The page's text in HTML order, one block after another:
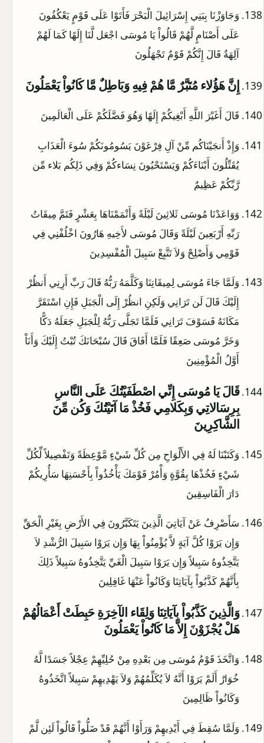
وَجَاوَزْنَا بِبَنِي إِسْرَائِيلَ الْبَحْرَ فَأَتَوْا عَلَى قَوْمٍ يَعْكُفُونَ
عَلَى أَصْنَامٍ لَّهُمْ قَالُواْ يَا مُوسَى اجْعَل لَّنَا إِلَهًا كَمَا لَهُمْ
آلِهَةٌ قَالَ إِنَّكُمْ قَوْمٌ تَجْهَلُونَ
إِنَّ هَؤُلاء مُتَبَّرٌ مَّا هُمْ فِيهِ وَبَاطِلٌ مَّا كَانُواْ يَعْمَلُونَ
قَالَ أَغَيْرَ اللَّهِ أَبْغِيكُمْ إِلَهًا وَهُوَ فَضَّلَكُمْ عَلَى الْعَالَمِينَ
وَإِذْ أَنجَيْنَاكُم مِّنْ آلِ فِرْعَوْنَ يَسُومُونَكُمْ سُوءَ الْعَذَابِ
يُقَتِّلُونَ أَبْنَاءَكُمْ وَيَسْتَحْيُونَ نِسَاءكُمْ وَفِي ذَلِكُم بَلاء مِّن
رَّبِّكُمْ عَظِيمٌ
وَوَاعَدْنَا مُوسَى ثَلاثِينَ لَيْلَةً وَأَتْمَمْنَاهَا بِعَشْرٍ فَتَمَّ مِيقَاتُ
رَبِّهِ أَرْبَعِينَ لَيْلَةً وَقَالَ مُوسَى لأَخِيهِ هَارُونَ اخْلُفْنِي فِي
قَوْمِي وَأَصْلِحْ وَلاَ تَتَّبِعْ سَبِيلَ الْمُفْسِدِينَ
وَلَمَّا جَاءَ مُوسَى لِمِيقَاتِنَا وَكَلَّمَهُ رَبُّهُ قَالَ رَبِّ أَرِنِي أَنظُرْ
إِلَيْكَ قَالَ لَن تَرَانِي وَلَكِنِ انظُرْ إِلَى الْجَبَلِ فَإِنِ اسْتَقَرَّ
مَكَانَهُ فَسَوْفَ تَرَانِي فَلَمَّا تَجَلَّى رَبُّهُ لِلْجَبَلِ جَعَلَهُ دَكًّا
وَخَرَّ مُوسَى صَعِقًا فَلَمَّا أَفَاقَ قَالَ سُبْحَانَكَ تُبْتُ إِلَيْكَ وَأَنَاْ
أَوَّلُ الْمُؤْمِنِينَ
قَالَ يَا مُوسَى إِنِّي اصْطَفَيْتُكَ عَلَى النَّاسِ
بِرِسَالاتِي وَبِكَلامِي فَخُذْ مَا آتَيْتُكَ وَكُن مِّنَ
الشَّاكِرِينَ
وَكَتَبْنَا لَهُ فِي الأَلْوَاحِ مِن كُلِّ شَيْءٍ مَّوْعِظَةً وَتَفْصِيلاً لِّكُلِّ
شَيْءٍ فَخُذْهَا بِقُوَّةٍ وَأْمُرْ قَوْمَكَ يَأْخُذُواْ بِأَحْسَنِهَا سَأُرِيكُمْ
دَارَ الْفَاسِقِينَ
سَأَصْرِفُ عَنْ آيَاتِيَ الَّذِينَ يَتَكَبَّرُونَ فِي الأَرْضِ بِغَيْرِ الْحَقِّ
وَإِن يَرَوْا كُلَّ آيَةٍ لاَّ يُؤْمِنُواْ بِهَا وَإِن يَرَوْا سَبِيلَ الرُّشْدِ لاَ
يَتَّخِذُوهُ سَبِيلاً وَإِن يَرَوْا سَبِيلَ الْغَيِّ يَتَّخِذُوهُ سَبِيلاً ذَلِكَ
بِأَنَّهُمْ كَذَّبُواْ بِآيَاتِنَا وَكَانُواْ عَنْهَا غَافِلِينَ
وَالَّذِينَ كَذَّبُواْ بِآيَاتِنَا وَلِقَاء الآخِرَةِ حَبِطَتْ أَعْمَالُهُمْ
هَلْ يُجْزَوْنَ إِلاَّ مَا كَانُواْ يَعْمَلُونَ
وَاتَّخَذَ قَوْمُ مُوسَى مِن بَعْدِهِ مِنْ حُلِيِّهِمْ عِجْلاً جَسَدًا لَّهُ
خُوَارٌ أَلَمْ يَرَوْا أَنَّهُ لاَ يُكَلِّمُهُمْ وَلاَ يَهْدِيهِمْ سَبِيلاً اتَّخَذُوهُ
وَكَانُواْ ظَالِمِينَ
وَلَمَّا سُقِطَ فِي أَيْدِيهِمْ وَرَأَوْا أَنَّهُمْ قَدْ ضَلُّواْ قَالُواْ لَئِن لَّمْ